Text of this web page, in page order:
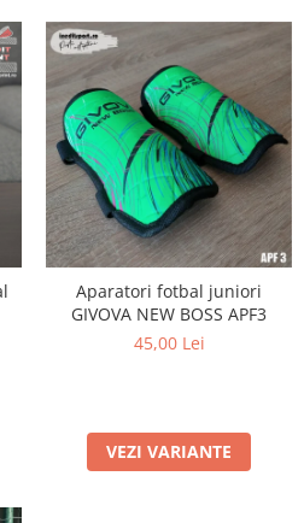
Aparatori fotbal juniori
GIVOVA NEW BOSS APF3
45,00 Lei
VEZI VARIANTE